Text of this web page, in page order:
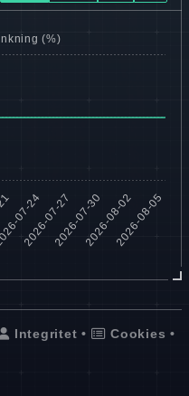
Integritet • Cookies •